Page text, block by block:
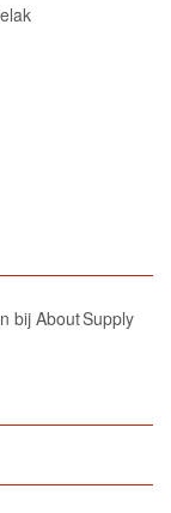
bij About Supply